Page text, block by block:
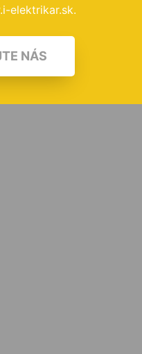
elektrikar.sk.
NÁS